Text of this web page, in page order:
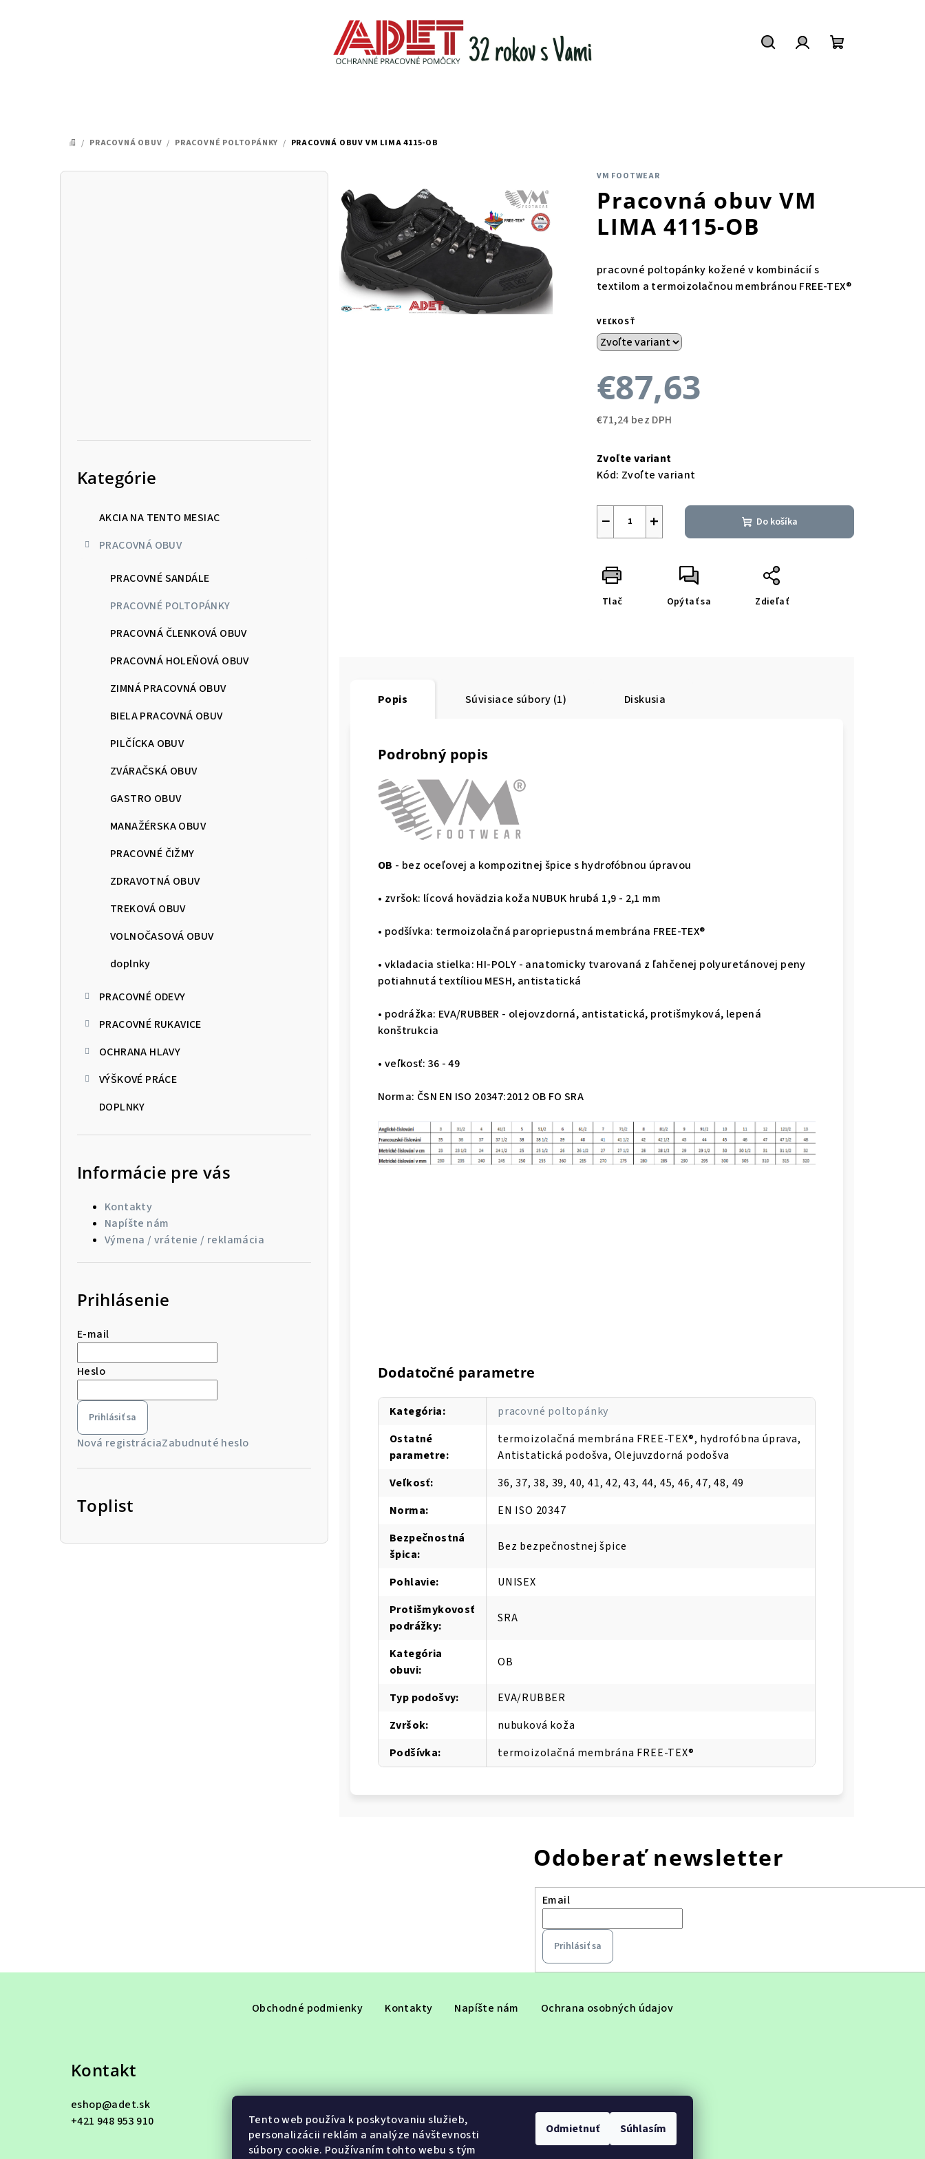
Tento web používa k poskytovaniu služieb,
personalizácii reklám a analýze návštevnosti
súbory cookie. Používaním tohto webu s tým
Odmietnuť Súhlasím
DOMOV
/ PRACOVNÁ OBUV / PRACOVNÉ POLTOPÁNKY / PRACOVNÁ OBUV VM LIMA 4115-OB
B
Kategórie
AKCIA NA TENTO MESIAC
PRACOVNÁ OBUV
PRACOVNÉ SANDÁLE
PRACOVNÉ POLTOPÁNKY
PRACOVNÁ ČLENKOVÁ OBUV
PRACOVNÁ HOLEŇOVÁ OBUV
ZIMNÁ PRACOVNÁ OBUV
BIELA PRACOVNÁ OBUV
PILČÍCKA OBUV
ZVÁRAČSKÁ OBUV
GASTRO OBUV
MANAŽÉRSKA OBUV
PRACOVNÉ ČIŽMY
ZDRAVOTNÁ OBUV
TREKOVÁ OBUV
VOLNOČASOVÁ OBUV
doplnky
PRACOVNÉ ODEVY
PRACOVNÉ RUKAVICE
OCHRANA HLAVY
VÝŠKOVÉ PRÁCE
DOPLNKY
Informácie pre vás
Kontakty
Napíšte nám
Výmena / vrátenie / reklamácia
Prihlásenie
E-mail
Heslo
Prihlásiť sa
Nová registráciaZabudnuté heslo
Toplist
VM FOOTWEAR
Pracovná obuv VM
LIMA 4115-OB
pracovné poltopánky kožené v kombinácií s
textilom a termoizolačnou membránou FREE-TEX®
VEĽKOSŤ
€87,63
€71,24 bez DPH
cena:
Zvoľte variant
Kód: Zvoľte variant
+
− Do košíka
Tlač Opýtať sa Zdieľať
Popis Súvisiace súbory (1) Diskusia
Podrobný popis
OB - bez oceľovej a kompozitnej špice s hydrofóbnou úpravou
• zvršok: lícová hovädzia koža NUBUK hrubá 1,9 - 2,1 mm
• podšívka: termoizolačná paropriepustná membrána FREE-TEX®
• vkladacia stielka: HI-POLY - anatomicky tvarovaná z ľahčenej polyuretánovej peny
potiahnutá textíliou MESH, antistatická
• podrážka: EVA/RUBBER - olejovzdorná, antistatická, protišmyková, lepená
konštrukcia
• veľkosť: 36 - 49
Norma: ČSN EN ISO 20347:2012 OB FO SRA
Dodatočné parametre
Kategória:
pracovné poltopánky
Ostatné
parametre:
termoizolačná membrána FREE-TEX®, hydrofóbna úprava,
Antistatická podošva, Olejuvzdorná podošva
Veľkosť:
36, 37, 38, 39, 40, 41, 42, 43, 44, 45, 46, 47, 48, 49
Norma:
EN ISO 20347
Bezpečnostná
špica:
Bez bezpečnostnej špice
Pohlavie:
UNISEX
Protišmykovosť
podrážky:
SRA
Kategória
obuvi:
OB
Typ podošvy:
EVA/RUBBER
Zvršok:
nubuková koža
Podšívka: termoizolačná membrána FREE-TEX®
Odoberať newsletter
Email
Prihlásiť sa
Obchodné podmienky Kontakty Napíšte nám Ochrana osobných údajov
Kontakt
eshop@adet.sk
+421 948 953 910